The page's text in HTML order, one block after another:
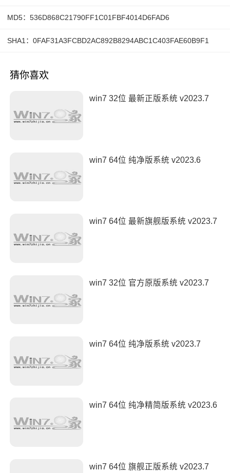
MD5：536D868C21790FF1C01FBF4014D6FAD6
SHA1：0FAF31A3FCBD2AC892B8294ABC1C403FAE60B9F1
猜你喜欢
win7 32位 最新正版系统 v2023.7
win7 64位 纯净版系统 v2023.6
win7 64位 最新旗舰版系统 v2023.7
win7 32位 官方原版系统 v2023.7
win7 64位 纯净版系统 v2023.7
win7 64位 纯净精简版系统 v2023.6
win7 64位 旗舰正版系统 v2023.7